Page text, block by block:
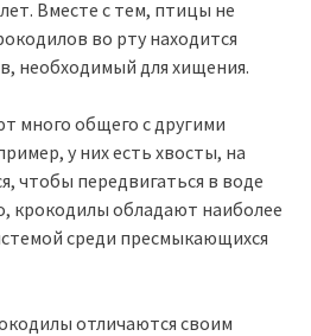
Вместе с тем, птицы не
во рту находится
необходимый для хищения.
много общего с другими
у них есть хвосты, на
чтобы передвигаться в воде
крокодилы обладают наиболее
среди пресмыкающихся
отличаются своим